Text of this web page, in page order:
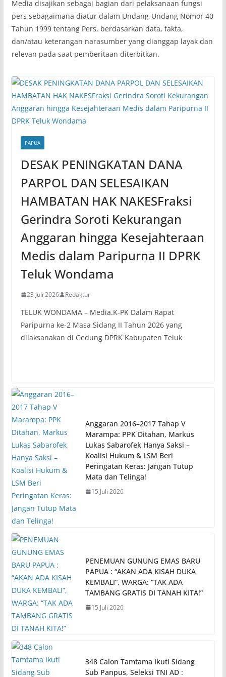
Media disajikan sebagai bagian dari pelaksanaan fungsi
pers sebagaimana diatur dalam Undang-Undang Nomor 40
Tahun 1999 tentang Pers, berdasarkan data, fakta,
dan/atau keterangan narasumber yang dianggap layak dan
relevan pada saat pemberitaan diterbitkan.
PAPUA
DESAK PENINGKATAN DANA
PARPOL DAN SELESAIKAN
HAMBATAN HAK NAKESFraksi
Gerindra Soroti Kekurangan
Anggaran hingga Kesejahteraan
Medis dalam Paripurna II DPRK
Teluk Wondama
23 Juli 2026 Redaktur
TELUK WONDAMA – Media.K-PK Dalam Rapat
Paripurna ke-2 Masa Sidang II Tahun 2026 yang
dilaksanakan di Gedung DPRK Kabupaten Teluk
Anggaran 2016–2017 Tahap V
Marampa: PPK Ditahan, Markus
Lukas Sabarofek Hanya Saksi –
Koalisi Hukum & LSM Beri
Peringatan Keras: Jangan Tutup
Mata dan Telinga!
15 Juli 2026
PENEMUAN GUNUNG EMAS BARU
PAPUA : “AKAN ADA KISAH DUKA
KEMBALI”, WARGA: “TAK ADA
TAMBANG GRATIS DI TANAH KITA!”
15 Juli 2026
348 Calon Tamtama Ikuti Sidang
Sub Panpus, Seleksi TNI AD :